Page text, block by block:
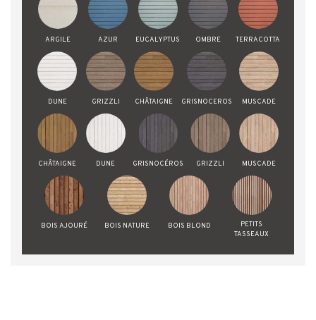
ARGILE AZUR EUCALYPTUS OMBRE TERRACOTTA
DUNE GRIZZLI CHÂTAIGNE GRISNOCEROS MUSCADE
CHÂTAIGNE DUNE GRISNOCÉROS GRIZZLI MUSCADE
BOIS AJOURÉ BOIS NATURE BOIS BLOND
PETITS
TASSEAUX